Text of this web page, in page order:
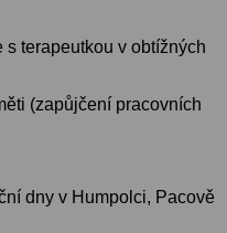
terapeutkou v obtížných
(zapůjčení pracovních
dny v Humpolci, Pacově